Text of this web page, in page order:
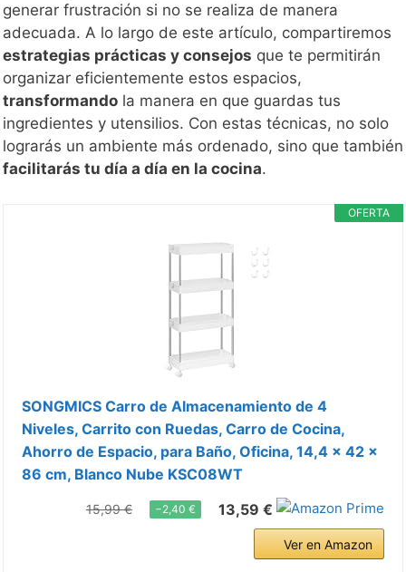
generar frustración si no se realiza de manera
adecuada. A lo largo de este artículo, compartiremos
estrategias prácticas y consejos que te permitirán
organizar eficientemente estos espacios,
transformando la manera en que guardas tus
ingredientes y utensilios. Con estas técnicas, no solo
lograrás un ambiente más ordenado, sino que también
facilitarás tu día a día en la cocina.
OFERTA
SONGMICS Carro de Almacenamiento de 4
Niveles, Carrito con Ruedas, Carro de Cocina,
Ahorro de Espacio, para Baño, Oficina, 14,4 x 42 x
86 cm, Blanco Nube KSC08WT
15,99 € −2,40 € 13,59 €
Ver en Amazon